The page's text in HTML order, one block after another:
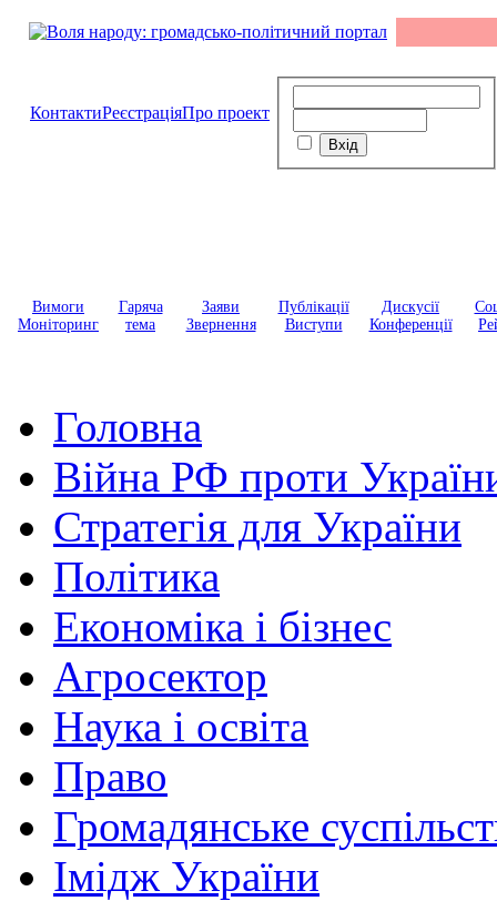
КонтактиРеєстраціяПро проект
Вимоги
Моніторинг
Гаряча
тема
Заяви
Звернення
Публікації
Виступи
Дискусії
Конференції
Головна
Війна РФ проти
Стратегія для України
Політика
Економіка і бізнес
Агросектор
Наука і освіта
Право
Громадянське
Імідж України